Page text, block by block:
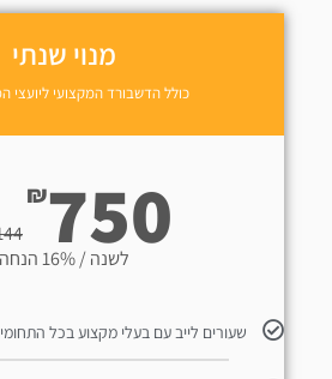
מנוי שנתי
כולל הדשבורד המקצועי ליועצי
₪750
לשנה / 16% הנחה
שעורים לייב עם בעלי מקצוע בכל